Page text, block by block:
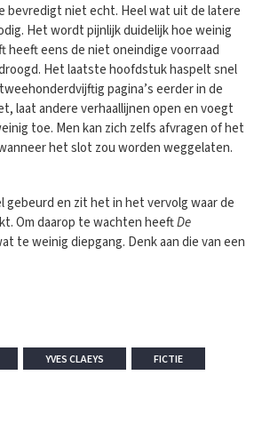
bevredigt niet echt. Heel wat uit de latere
Het wordt pijnlijk duidelijk hoe weinig
heeft eens de niet oneindige voorraad
Het laatste hoofdstuk haspelt snel
pagina’s eerder in de
laat andere verhaallijnen open en voegt
toe. Men kan zich zelfs afvragen of het
het slot zou worden weggelaten.
gebeurd en zit het in het vervolg waar de
Om daarop te wachten heeftDe
te weinig diepgang. Denk aan die van een
YVES CLAEYS FICTIE